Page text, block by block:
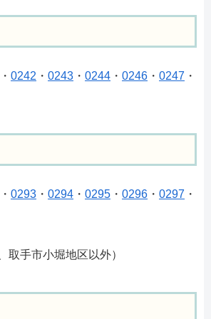
・ 0242 ・ 0243 ・ 0244 ・ 0246 ・ 0247 ・
・ 0293 ・ 0294 ・ 0295 ・ 0296 ・ 0297 ・
取手市小堀地区以外）